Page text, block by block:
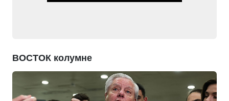
ВОСТОК колумне